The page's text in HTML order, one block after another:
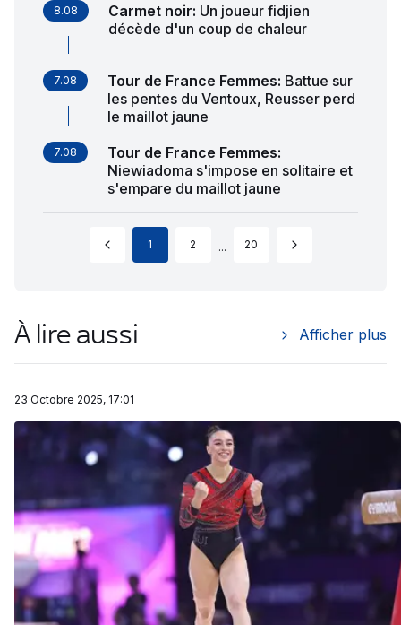
8.08 Carmet noir: Un joueur fidjien
décède d'un coup de chaleur
7.08 Tour de France Femmes: Battue sur
les pentes du Ventoux, Reusser perd
le maillot jaune
7.08 Tour de France Femmes:
Niewiadoma s'impose en solitaire et
s'empare du maillot jaune
1 2 ... 20
À lire aussi Afficher plus
23 Octobre 2025, 17:01